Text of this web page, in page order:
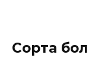
Сорта